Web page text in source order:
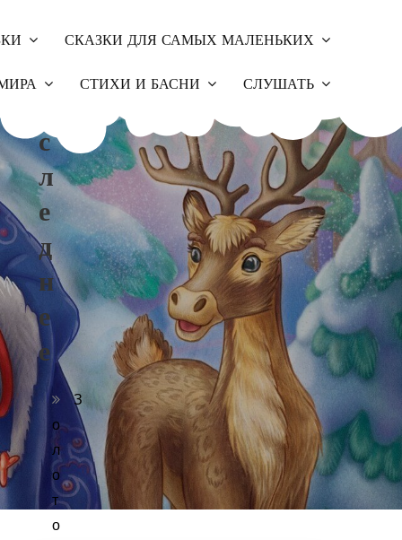
СКАЗКИ ДЛЯ САМЫХ МАЛЕНЬКИХ
СТИХИ И БАСНИ СЛУШАТЬ
С
Л
Е
Д
Н
Е
Е
З
о
л
о
т
о